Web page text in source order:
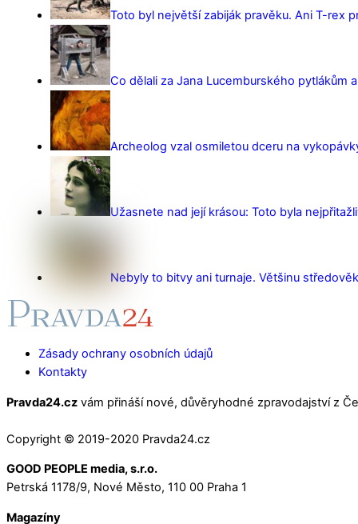
Toto byl největší zabiják pravěku. Ani T-rex
Co dělali za Jana Lucemburského pytlákům
Archeolog vzal osmiletou dceru na
Užasnete nad její krásou: Toto byla
Nebyly to bitvy ani turnaje. Většinu
Zásady ochrany osobních údajů
Kontakty
Pravda24.cz vám přináší nové, důvěryhodné zpravodajství z
Copyright © 2019-2020 Pravda24.cz
GOOD PEOPLE media, s.r.o.
Petrská 1178/9, Nové Město, 110 00 Praha 1
Magazíny